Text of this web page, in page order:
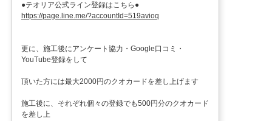
●テオリア公式ライン登録はこちら●
https://page.line.me/?accountId=519avioq
更に、施工後にアンケート協力・Google口コミ・
YouTube登録をして
頂いた方には最大2000円のクオカードを差し上げます
施工後に、それぞれ個々の登録でも500円分のクオカード
を差し上